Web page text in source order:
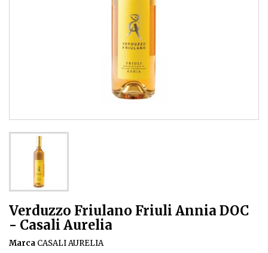
Verduzzo Friulano Friuli Annia DOC
- Casali Aurelia
Marca CASALI AURELIA